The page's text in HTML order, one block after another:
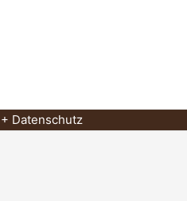
Datenschutz